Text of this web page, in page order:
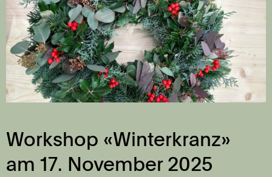
Workshop «Winterkranz»
am 17. November 2025